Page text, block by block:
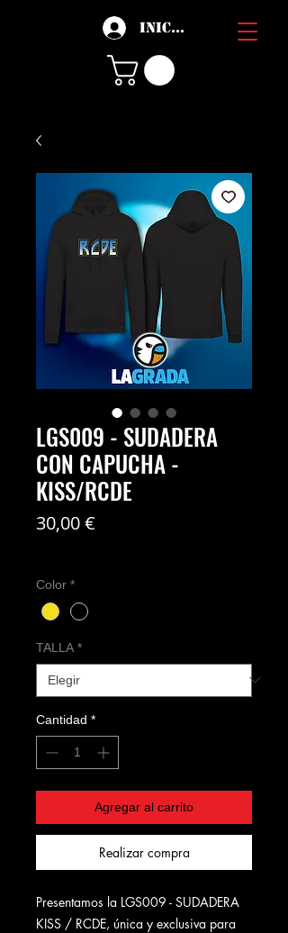
Iniciar sesión
LGS009 - SUDADERA
CON CAPUCHA -
KISS/RCDE
30,00 €
Color *
TALLA *
Cantidad *
Agregar al carrito
Realizar compra
Presentamos la LGS009 - SUDADERA
KISS / RCDE, única y exclusiva para